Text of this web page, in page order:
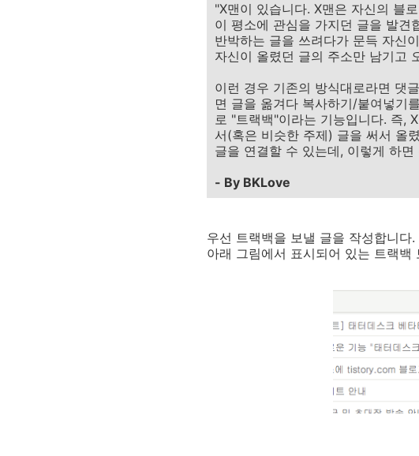
"X맨이 있습니다. X맨은 자신의 블
이 평소에 관심을 가지던 글을 발견
반박하는 글을 쓰려다가 문득 자신
자신이 올렸던 글의 주소만 남기고
이런 경우 기존의 방식대로라면 댓
면 글을 옮겨다 복사하기/붙여넣기
로 "트랙백"이라는 기능입니다. 즉,
서(혹은 비슷한 주제) 글을 써서 올
글을 연결할 수 있는데, 이렇게 하
- By BKLove
우선 트랙백을 보낼 글을 작성합니
아래 그림에서 표시되어 있는 트랙백